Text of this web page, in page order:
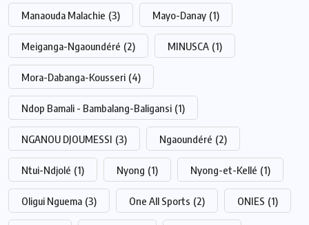
Manaouda Malachie (3) Mayo-Danay (1)
Meiganga-Ngaoundéré (2) MINUSCA (1)
Mora-Dabanga-Kousseri (4)
Ndop Bamali - Bambalang-Baligansi (1)
NGANOU DJOUMESSI (3) Ngaoundéré (2)
Ntui-Ndjolé (1) Nyong (1) Nyong-et-Kellé (1)
Oligui Nguema (3) One All Sports (2) ONIES (1)